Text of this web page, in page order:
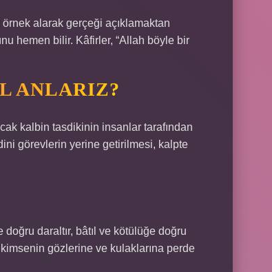
alarak gerçeği açıklamaktan
hemen bilir. Kâfirler, “Allah böyle bir
ANLARIZ?
kalbin tasdikinin insanlar tarafından
görevlerin yerine getirilmesi, kalpte
daraltır, bâtıl ve kötülüğe doğru
gözlerine ve kulaklarına perde